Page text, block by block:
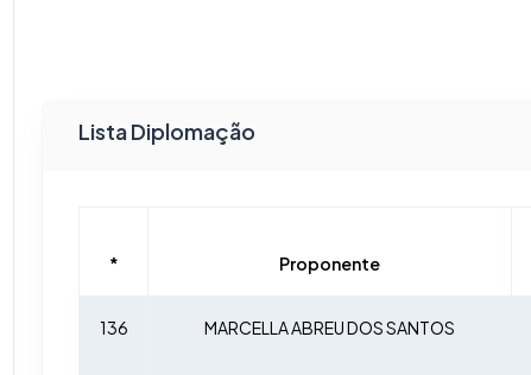
Lista Diplomação
* Proponente
136 MARCELLA ABREU DOS SANTOS